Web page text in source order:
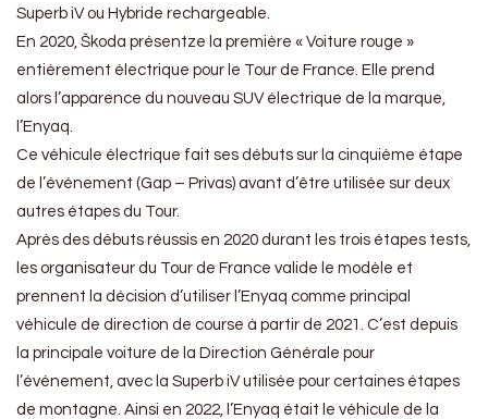
Superb iV ou Hybride rechargeable.
En 2020, Škoda présentze la première « Voiture rouge »
entièrement électrique pour le Tour de France. Elle prend
alors l’apparence du nouveau SUV électrique de la marque,
l’Enyaq.
Ce véhicule électrique fait ses débuts sur la cinquième étape
de l’événement (Gap – Privas) avant d’être utilisée sur deux
autres étapes du Tour.
Après des débuts réussis en 2020 durant les trois étapes tests,
les organisateur du Tour de France valide le modèle et
prennent la décision d’utiliser l’Enyaq comme principal
véhicule de direction de course à partir de 2021. C’est depuis
la principale voiture de la Direction Générale pour
l’événement, avec la Superb iV utilisée pour certaines étapes
de montagne. Ainsi en 2022, l’Enyaq était le véhicule de la